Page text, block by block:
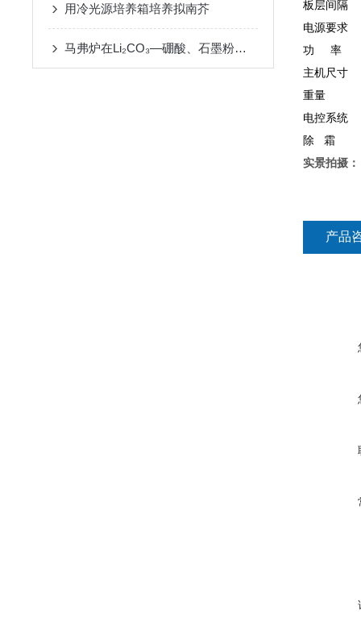
用冷光源培养箱培养拟南芥
马弗炉在Li₂CO₃—硼酸、石墨粉坩埚熔样法中的用途
板层间
电源要求
功 率
主机尺寸
重量
电控系统
除 霜
实景拍摄：
产品